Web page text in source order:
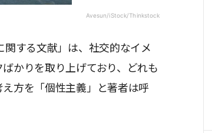
Avesun/iStock/Thinkstock
する文献」は、社交的なイメ
かりを取り上げており、どれも
方を「個性主義」と著者は呼